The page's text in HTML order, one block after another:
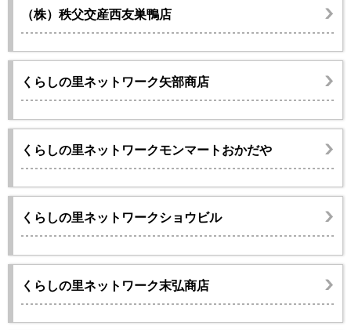
（株）秩父交産西友巣鴨店
くらしの里ネットワーク矢部商店
くらしの里ネットワークモンマートおかだや
くらしの里ネットワークショウビル
くらしの里ネットワーク末弘商店